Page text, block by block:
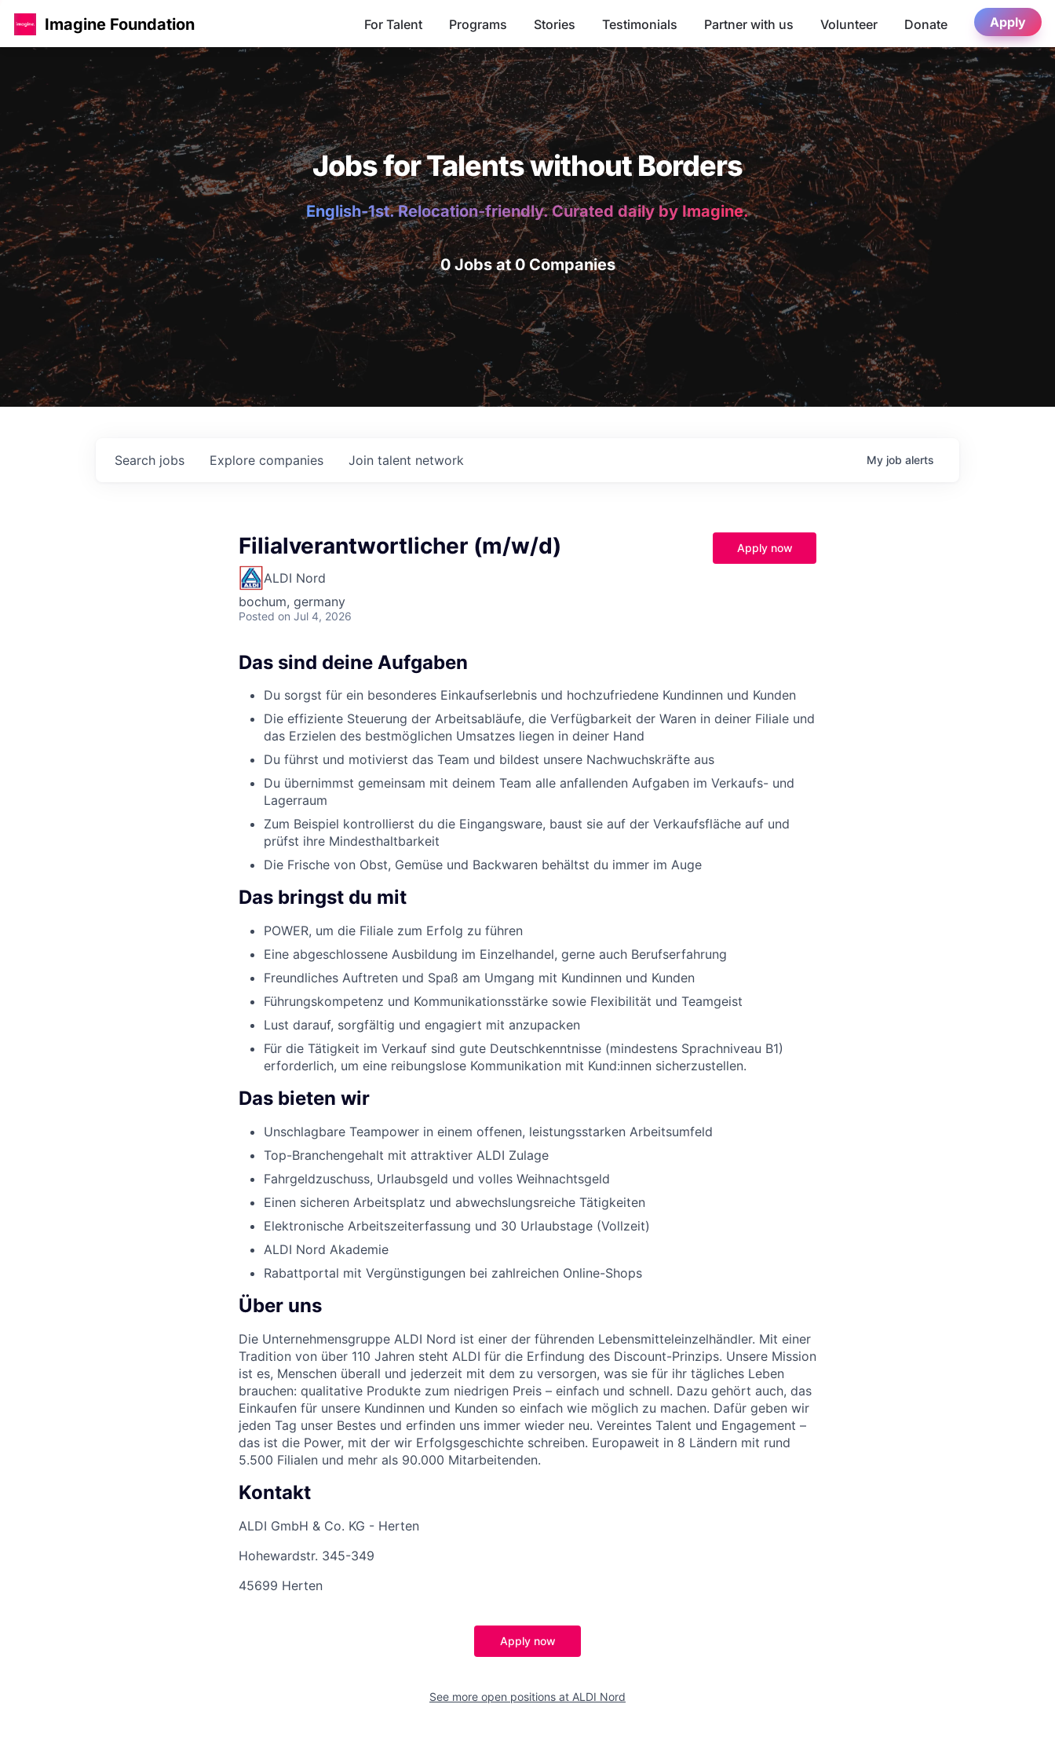
Imagine Foundation For Talent Programs Stories Testimonials Partner with us Volunteer Donate Apply
Jobs for Talents without Borders
English-1st. Relocation-friendly. Curated daily by Imagine.
0 Jobs at 0 Companies
Search jobs Explore companies Join talent network My job alerts
Filialverantwortlicher (m/w/d)
ALDI Nord
bochum, germany
Posted on Jul 4, 2026
Apply now
Das sind deine Aufgaben
Du sorgst für ein besonderes Einkaufserlebnis und hochzufriedene Kundinnen und Kunden
Die effiziente Steuerung der Arbeitsabläufe, die Verfügbarkeit der Waren in deiner Filiale und
das Erzielen des bestmöglichen Umsatzes liegen in deiner Hand
Du führst und motivierst das Team und bildest unsere Nachwuchskräfte aus
Du übernimmst gemeinsam mit deinem Team alle anfallenden Aufgaben im Verkaufs- und
Lagerraum
Zum Beispiel kontrollierst du die Eingangsware, baust sie auf der Verkaufsfläche auf und
prüfst ihre Mindesthaltbarkeit
Die Frische von Obst, Gemüse und Backwaren behältst du immer im Auge
Das bringst du mit
POWER, um die Filiale zum Erfolg zu führen
Eine abgeschlossene Ausbildung im Einzelhandel, gerne auch Berufserfahrung
Freundliches Auftreten und Spaß am Umgang mit Kundinnen und Kunden
Führungskompetenz und Kommunikationsstärke sowie Flexibilität und Teamgeist
Lust darauf, sorgfältig und engagiert mit anzupacken
Für die Tätigkeit im Verkauf sind gute Deutschkenntnisse (mindestens Sprachniveau B1)
erforderlich, um eine reibungslose Kommunikation mit Kund:innen sicherzustellen.
Das bieten wir
Unschlagbare Teampower in einem offenen, leistungsstarken Arbeitsumfeld
Top-Branchengehalt mit attraktiver ALDI Zulage
Fahrgeldzuschuss, Urlaubsgeld und volles Weihnachtsgeld
Einen sicheren Arbeitsplatz und abwechslungsreiche Tätigkeiten
Elektronische Arbeitszeiterfassung und 30 Urlaubstage (Vollzeit)
ALDI Nord Akademie
Rabattportal mit Vergünstigungen bei zahlreichen Online-Shops
Über uns
Die Unternehmensgruppe ALDI Nord ist einer der führenden Lebensmitteleinzelhändler. Mit einer
Tradition von über 110 Jahren steht ALDI für die Erfindung des Discount-Prinzips. Unsere Mission
ist es, Menschen überall und jederzeit mit dem zu versorgen, was sie für ihr tägliches Leben
brauchen: qualitative Produkte zum niedrigen Preis – einfach und schnell. Dazu gehört auch, das
Einkaufen für unsere Kundinnen und Kunden so einfach wie möglich zu machen. Dafür geben wir
jeden Tag unser Bestes und erfinden uns immer wieder neu. Vereintes Talent und Engagement –
das ist die Power, mit der wir Erfolgsgeschichte schreiben. Europaweit in 8 Ländern mit rund
5.500 Filialen und mehr als 90.000 Mitarbeitenden.
Kontakt
ALDI GmbH & Co. KG - Herten
Hohewardstr. 345-349
45699 Herten
Apply now
See more open positions at ALDI Nord